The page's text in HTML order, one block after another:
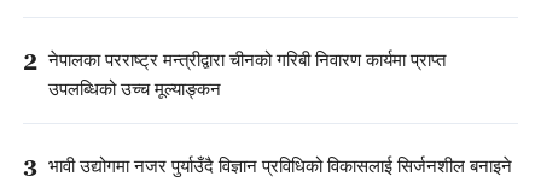
2 नेपालका परराष्ट्र मन्त्रीद्वारा चीनको गरिबी निवारण कार्यमा प्राप्त
उपलब्धिको उच्च मूल्याङ्कन
3 भावी उद्योगमा नजर पुर्याउँदै विज्ञान प्रविधिको विकासलाई सिर्जनशील बनाइने